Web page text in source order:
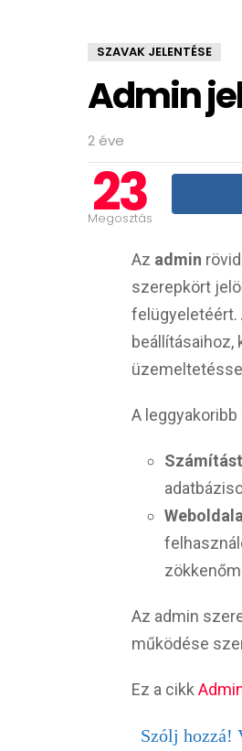
SZAVAK JELENTÉSE
Admin
2 éve
23
Megosztás
Az admin
szerepkört
felügyeletéért.
beállításaihoz,
A
Az admin
működése
Ez a cikk
Szólj hozzá!